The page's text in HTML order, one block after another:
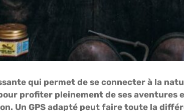
qui permet de se connecter à la
profiter pleinement de ses aventures
Un GPS adapté peut faire toute la